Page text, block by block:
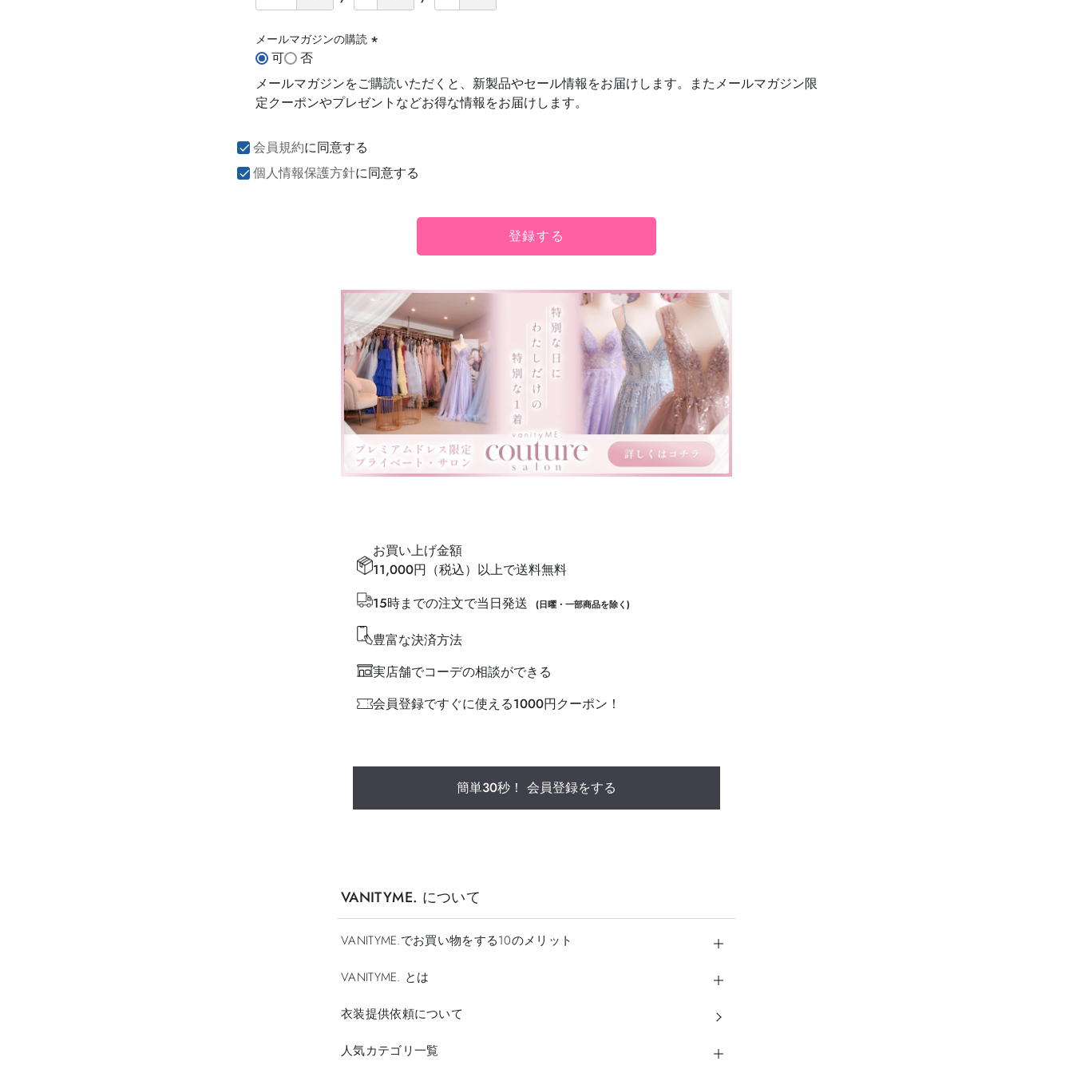
メールマガジンの購読
須)
可
否
メールマガジンをご購読いただくと、新製品やセール情報をお届けします。またメールマガジン限
定クーポンやプレゼントなどお得な情報をお届けします。
会員規約に同意する
個人情報保護方針に同意する
登録する
お買い上げ金額
11,000円（税込）以上で送料無料
15時までの注文で当日発送
(日曜・一部商品を除く)
豊富な決済方法
実店舗でコーデの相談ができる
会員登録ですぐに使える1000円クーポン！
簡単30秒！ 会員登録をする
VANITYME. について
VANITYME.でお買い物をする10のメリット
VANITYME. とは
衣装提供依頼について
人気カテゴリ一覧